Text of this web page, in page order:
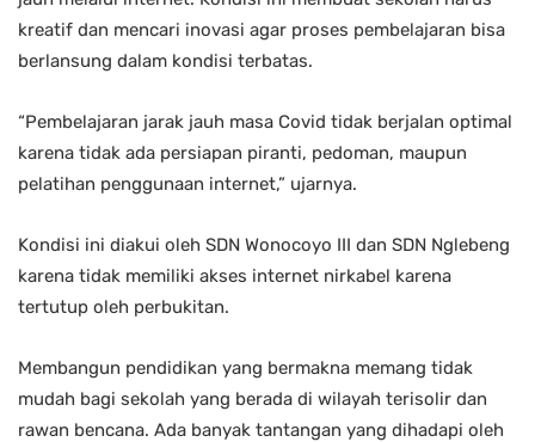
kreatif dan mencari inovasi agar proses pembelajaran bisa
berlansung dalam kondisi terbatas.
“Pembelajaran jarak jauh masa Covid tidak berjalan optimal
karena tidak ada persiapan piranti, pedoman, maupun
pelatihan penggunaan internet,” ujarnya.
Kondisi ini diakui oleh SDN Wonocoyo III dan SDN Nglebeng
karena tidak memiliki akses internet nirkabel karena
tertutup oleh perbukitan.
Membangun pendidikan yang bermakna memang tidak
mudah bagi sekolah yang berada di wilayah terisolir dan
rawan bencana. Ada banyak tantangan yang dihadapi oleh